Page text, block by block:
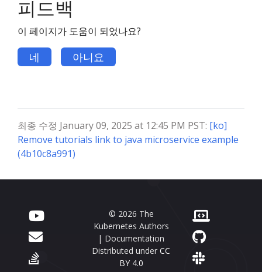
피드백
이 페이지가 도움이 되었나요?
네 아니요
최종 수정 January 09, 2025 at 12:45 PM PST: [ko]
Remove tutorials link to java microservice example
(4b10c8a991)
© 2026 The
Kubernetes Authors
| Documentation
Distributed under CC
BY 4.0